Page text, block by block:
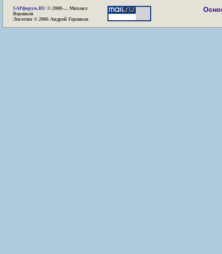
SAPфорум.RU © 2000-... Михаил
Вершков
Логотип © 2006 Андрей Горшков